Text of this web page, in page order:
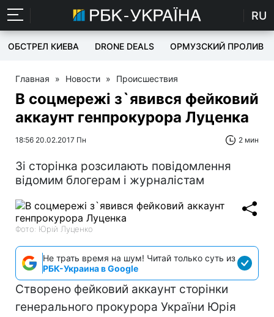
RU
ОБСТРЕЛ КИЕВА DRONE DEALS ОРМУЗСКИЙ ПРОЛИВ
Главная » Новости » Происшествия
В соцмережі з`явився фейковий
аккаунт генпрокурора Луценка
18:56 20.02.2017 Пн 2 мин
Зі сторінка розсилають повідомлення
відомим блогерам і журналістам
Фото: Юрій Луценко
Не трать время на шум! Читай только суть из
РБК-Украина в Google
Створено фейковий аккаунт сторінки
генерального прокурора України Юрія